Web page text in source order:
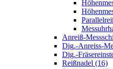
Anreiß-
Dig.-Anreiss-
Dig.-
Reißnadel (16)